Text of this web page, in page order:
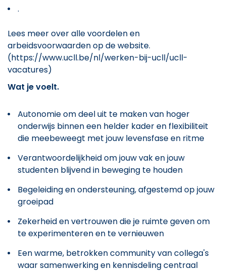
.
Lees meer over alle voordelen en
arbeidsvoorwaarden op de website.
(https://www.ucll.be/nl/werken-bij-ucll/ucll-
vacatures)
Wat je voelt.
Autonomie om deel uit te maken van hoger
onderwijs binnen een helder kader en flexibiliteit
die meebeweegt met jouw levensfase en ritme
Verantwoordelijkheid om jouw vak en jouw
studenten blijvend in beweging te houden
Begeleiding en ondersteuning, afgestemd op jouw
groeipad
Zekerheid en vertrouwen die je ruimte geven om
te experimenteren en te vernieuwen
Een warme, betrokken community van collega's
waar samenwerking en kennisdeling centraal